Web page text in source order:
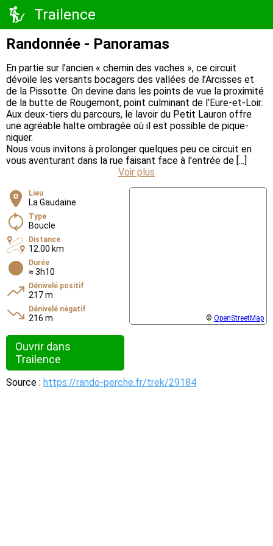
Trailence
Randonnée - Panoramas
En partie sur l’ancien « chemin des vaches », ce circuit
dévoile les versants bocagers des vallées de l’Arcisses et
de la Pissotte. On devine dans les points de vue la proximité
de la butte de Rougemont, point culminant de l’Eure-et-Loir.
Aux deux-tiers du parcours, le lavoir du Petit Lauron offre
une agréable halte ombragée où il est possible de pique-
niquer.
Nous vous invitons à prolonger quelques peu ce circuit en
vous aventurant dans la rue faisant face à l'entrée de [...]
Voir plus
Lieu
La Gaudaine
Type
Boucle
Distance
12.00 km
Durée
≈ 3h10
Dénivelé positif
217 m
Dénivelé négatif
216 m
Ouvrir dans
Trailence
© OpenStreetMap
Source : https://rando-perche.fr/trek/29184